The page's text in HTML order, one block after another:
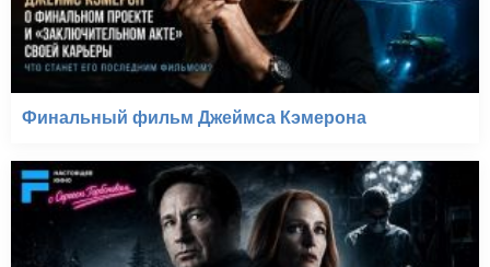
Финальный фильм Джеймса Кэмерона